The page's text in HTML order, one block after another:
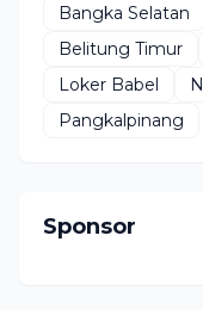
Bangka Selatan
Belitung Timur
Loker Babel
Pangkalpinang
Sponsor